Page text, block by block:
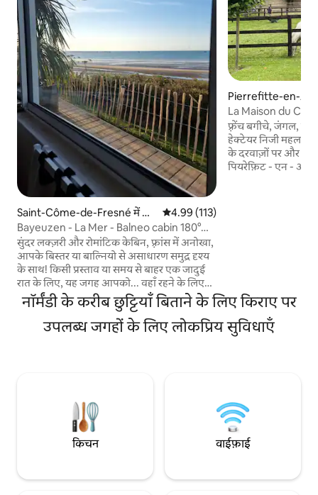
Saint-Côme-de-Fresné में ल
कड़ी का केबिन
औसत रेटिंग 5 में से 4.99, 113 समीक्षाएँ
4.99 (113)
Bayeuzen - La Mer - Balneo cabin 180°
sea view
सुंदर लक्ज़री और रोमांटिक केबिन, फ़्रांस में अनोखा,
आपके बिस्तर या बाल्नियो से असाधारण समुद्र दृश्य
के साथ! किसी प्रस्ताव या समय से बाहर एक जादुई
रात के लिए, यह जगह आपको... वहाँ रहने के लिए
प्रेरित करेगी। कोकूनिंग पल का आश्वासन दिया गया।
सभी आराम उपलब्ध हैं। बाल्नियो, सुसज्जित किचन,
3 मीटर की काँच की खिड़की के साथ क्वीन साइज़ का
बेड, जो समुद्र की आँखों से सो सकता है। डिजीकोड के
Pierrefitte-en-
La Maison du
'Avenue
फ़्रेंच बगीचे, जंगल,
हेक्टेयर निजी महल की
के दरवाज़ों पर और
पियरेफ़िट - एन - ऑग
नॉर्मंडी के करीब छुट्टियाँ बिताने के लिए किराए पर
उपलब्ध जगहों के लिए लोकप्रिय सुविधाएँ
किचन वाईफ़ाई